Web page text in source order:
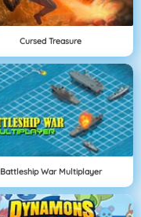
Cursed Treasure
Battleship War Multiplayer